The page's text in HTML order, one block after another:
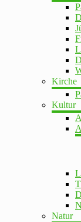
Kirche
Kultur
Natur